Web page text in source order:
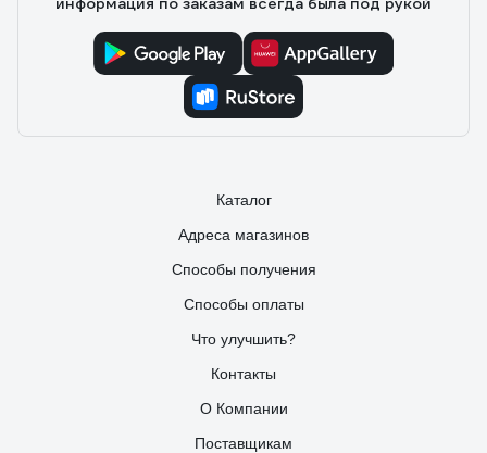
Каталог
Адреса магазинов
Способы получения
Способы оплаты
Что улучшить?
Контакты
О Компании
Поставщикам